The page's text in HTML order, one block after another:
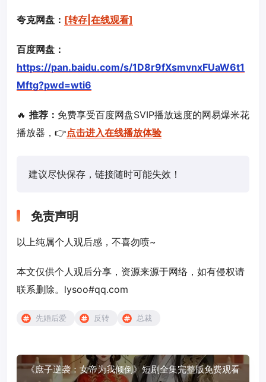
夸克网盘： [转存|在线观看]
百度网盘：
https://pan.baidu.com/s/1D8r9fXsmvnxFUaW6t1
Mftg?pwd=wti6
🔥 推荐： 免费享受百度网盘SVIP播放速度的网易爆米花
播放器，👉点击进入在线播放体验
建议尽快保存，链接随时可能失效！
免责声明
以上纯属个人观后感，不喜勿喷~
本文仅供个人观后分享，资源来源于网络，如有侵权请
联系删除。lysoo#qq.com
先婚后爱 反转 总裁
《庶子逆袭：女帝为我倾倒》短剧全集完整版免费观看